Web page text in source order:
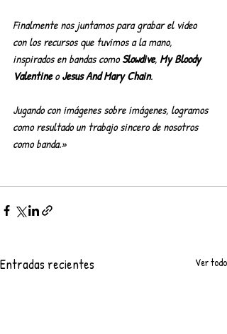
Finalmente nos juntamos para grabar el video
con los recursos que tuvimos a la mano,
inspirados en bandas como Slowdive, My Bloody
Valentine o Jesus And Mary Chain.
Jugando con imágenes sobre imágenes, logramos
como resultado un trabajo sincero de nosotros
como banda.»
Entradas recientes Ver todo